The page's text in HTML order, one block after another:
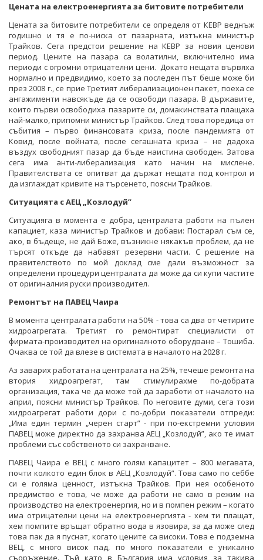
Цената на електроенергията за битовите потребители
Цената за битовите потребители се определя от КЕВР веднъж
годишно и тя е по-ниска от пазарната, изтъкна министър
Трайков. Сега предстои решение на КЕВР за новия ценови
период. Цените на пазара са волатилни, включително има
периоди с огромни отрицателни цени. Докато нещата вървяха
нормално и предвидимо, което за последен път беше може би
през 2008 г., се прие Третият либерализационен пакет, поеха се
ангажименти навсякъде да се освободи пазара. В държавите,
които първи освободиха пазарите си, домакинствата плащаха
най-малко, припомни министър Трайков. След това поредица от
събития – първо финансовата криза, после пандемията от
Ковид, после войната, после сегашната криза – не дадоха
въздух свободният пазар да бъде наистина свободен. Затова
сега има анти-либерализация като начин на мислене.
Правителствата се опитват да държат нещата под контрол и
да изглаждат кривите на търсенето, поясни Трайков.
Ситуацията с АЕЦ „Козлодуй”
Ситуацияга в момента е добра, централата работи на пълен
капациет, каза министър Трайков и добави: Постарал съм се,
ако, в бъдеще, не дай Боже, възникне някакъв проблем, да не
търсят откъде да набавят резервни части. С решение на
правителството по мой доклад сме дали възможност за
определени процедури централата да може да си купи частите
от оригиналния руски производител.
Ремонтът на ПАВЕЦ Чаира
В момента централата работи на 50% - това са два от четирите
хидроагрегата. Третият го ремонтират специалисти от
фирмата-производител на оригиналното оборудване – Тошиба.
Очаква се той да влезе в системата в началото на 2028 г.
Аз заварих работата на централата на 25%, течеше ремонта на
втория хидроагрегат, там стимулирахме по-добрата
организация, така че да може той да заработи от началото на
април, поясни министър Трайков. По неговите думи, сега този
хидроагрегат работи дори с по-добри показатели отпреди:
„Има един термин „черен старт” - при по-екстремни условия
ПАВЕЦ може директно да захранва АЕЦ „Козлодуй”, ако те имат
проблеми със собственото си захранване.
ПАВЕЦ Чаира е ВЕЦ с много голям капацитет – 800 мегавата,
почти колкото един блок в АЕЦ „Козлодуй”. Това само по себбе
си е голяма ценност, изтъкна Трайков. При нея особеното
предимство е това, че може да работи не само в режим на
производство на електроенергия, но и в помпен режим – когато
има отрицателни цени на електроенергията - хем ти плащат,
хем помпите връщат обратно вода в язовира, за да може след
това пак да я пуснат, когато цените са високи. Това е подземна
ВЕЦ, с много висок пад, по много показатели е уникално
съоръжение. Тъй като в България има условия за такива